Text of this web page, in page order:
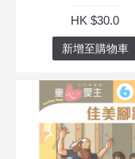
HK $30.0
新增至購物車